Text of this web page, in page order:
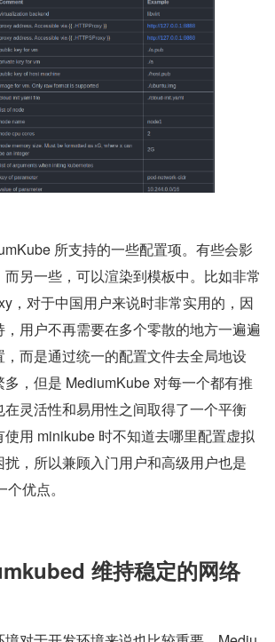
所支持的一些配置项。有些会影
另一些，可以渲染到模板中。比如非常
，对于中国用户来说时非常实用的，因
用户不再需要在多个零散的地方一遍遍
而是通过统一的配置文件去全局地设
，但是 MediumKube 对每一个都有推
灵活性和易用性之间取得了一个平衡
使用 minikube 时不知道去哪里配置虚拟
，所以兼顾入门用户和高级用户也是
优点。
维持稳定的网络